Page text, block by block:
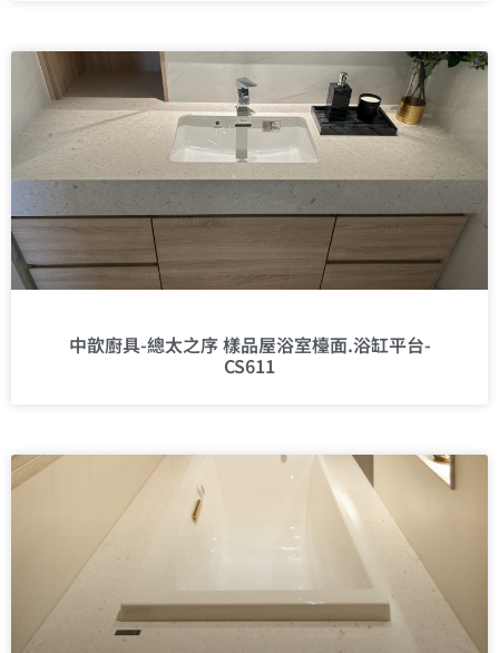
中歆廚具-總太之序 樣品屋浴室檯面.浴缸平台-
CS611